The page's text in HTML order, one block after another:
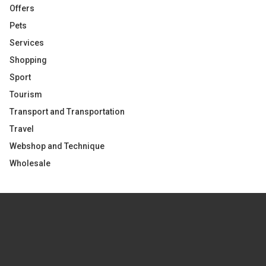
Offers
Pets
Services
Shopping
Sport
Tourism
Transport and Transportation
Travel
Webshop and Technique
Wholesale